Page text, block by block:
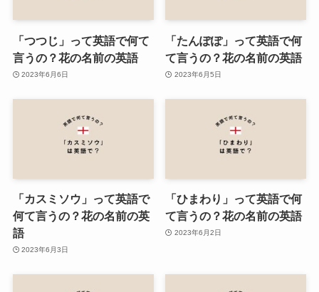
「つつじ」って英語で何て
言うの？花の名前の英語
2023年6月6日
「たんぽぽ」って英語で何
て言うの？花の名前の英語
2023年6月5日
「カスミソウ」って英語で
何て言うの？花の名前の英
語
2023年6月3日
「ひまわり」って英語で何
て言うの？花の名前の英語
2023年6月2日